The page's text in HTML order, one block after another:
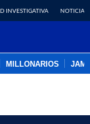
INVESTIGATIVA NOTICIAS
MILLONARIOS